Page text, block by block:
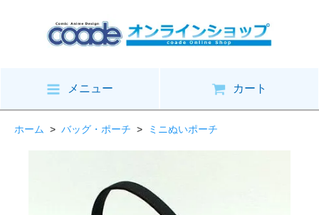
メニュー カート
ホーム > バッグ・ポーチ > ミニぬいポーチ